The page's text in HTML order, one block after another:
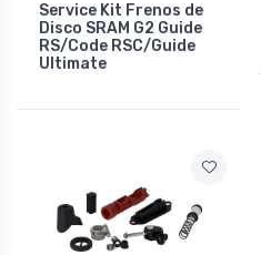
Service Kit Frenos de
Disco SRAM G2 Guide
RS/Code RSC/Guide
Ultimate